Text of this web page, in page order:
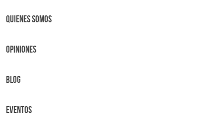
Quienes Somos
OPINIONES
BLOG
Eventos